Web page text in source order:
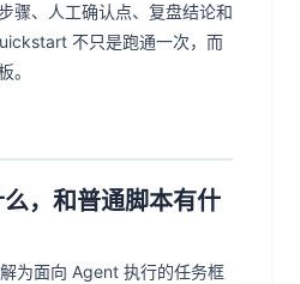
骤、人工确认点、复盘结论和
不只是跑通一次，而
。
，和普通脚本有什
为面向 Agent 执行的任务框